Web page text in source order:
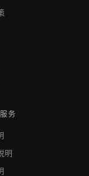
务
明